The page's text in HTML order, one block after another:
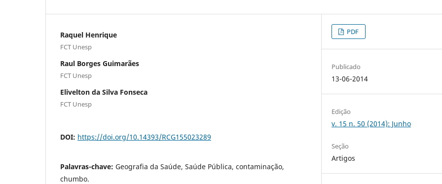
Raquel Henrique
FCT Unesp
Raul Borges Guimarães
FCT Unesp
Elivelton da Silva Fonseca
FCT Unesp
DOI: https://doi.org/10.14393/RCG155023289
Palavras-chave: Geografia da Saúde, Saúde Pública, contaminação,
chumbo.
PDF
Publicado
13-06-2014
Edição
v. 15 n. 50 (2014): Junho
Seção
Artigos